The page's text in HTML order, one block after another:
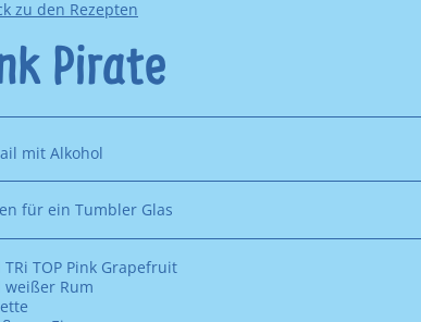
zu den Rezepten
Pirate
mit Alkohol
für ein Tumbler Glas
TRi TOP Pink Grapefruit
weißer Rum